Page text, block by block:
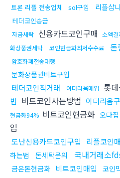
트론 리플 전송업체
sol구입 리플삽
테더코인송금
자금세탁 신용카드코인구매 소액
화상품권세탁
코인현금화최저수수료 돈
암호화폐전송대행
문화상품권비트구입
테더코인직거래 이더리움매입 롯
법 비트코인사는방법 이더리움
현금화94% 비트코인현금화 오다집
입
도난신용카드코인구입 리플코인
하는법
돈세탁문의 국내거래소
금은돈현금화 비트코인매입 코인